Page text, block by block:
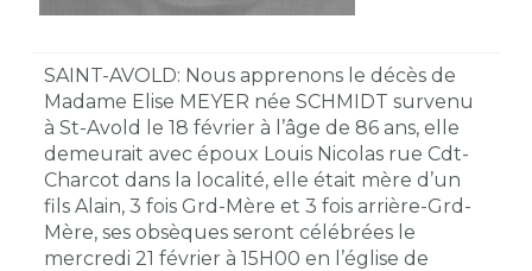
SAINT-AVOLD: Nous apprenons le décès de
Madame Elise MEYER née SCHMIDT survenu
à St-Avold le 18 février à l’âge de 86 ans, elle
demeurait avec époux Louis Nicolas rue Cdt-
Charcot dans la localité, elle était mère d’un
fils Alain, 3 fois Grd-Mère et 3 fois arrière-Grd-
Mère, ses obsèques seront célébrées le
mercredi 21 février à 15H00 en l’église de